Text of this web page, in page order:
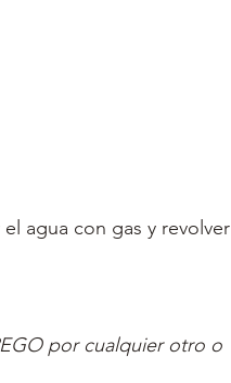
agua con gas y revolver
por cualquier otro o